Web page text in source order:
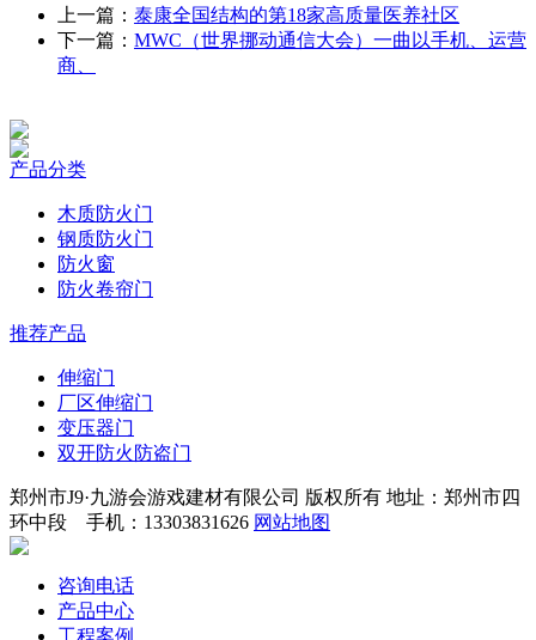
上一篇： 泰康全国结构的第18家高质量医养社区
下一篇： MWC（世界挪动通信大会）一曲以手机、运营
商、
产品分类
木质防火门
钢质防火门
防火窗
防火卷帘门
推荐产品
伸缩门
厂区伸缩门
变压器门
双开防火防盗门
郑州市J9·九游会游戏建材有限公司 版权所有 地址：郑州市四
环中段 手机：13303831626 网站地图
咨询电话
产品中心
工程案例